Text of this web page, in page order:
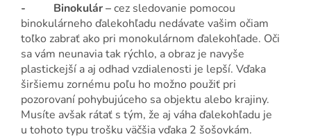
- Binokulár –cez sledovanie pomocou
binokulárneho ďalekohľadu nedávate vašim očiam
toľko zabrať ako pri monokulárnom ďalekohľade. Oči
sa vám neunavia tak rýchlo, a obraz je navyše
plastickejší a aj odhad vzdialenosti je lepší. Vďaka
širšiemu zornému poľu ho možno použiť pri
pozorovaní pohybujúceho sa objektu alebo krajiny.
Musíte avšak rátať s tým, že aj váha ďalekohľadu je
u tohoto typu trošku väčšia vďaka 2 šošovkám.